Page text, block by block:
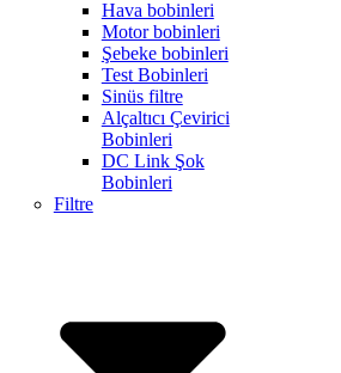
Hava bobinleri
Motor bobinleri
Şebeke bobinleri
Test Bobinleri
Sinüs filtre
Alçaltıcı Çevirici
Bobinleri
DC Link Şok
Bobinleri
Filtre